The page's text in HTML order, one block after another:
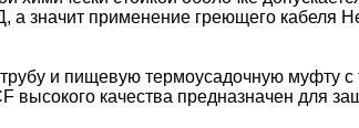
значит применение греющего кабеля
и пищевую термоусадочную муфту
качества предназначен для